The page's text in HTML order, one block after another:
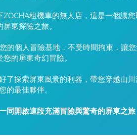
租機車的無人店，這是一個讓
東探險之旅。
的個人冒險基地，不受時間拘束，讓
的屏東奇幻冒險。
了探索屏東風景的利器，帶您穿越山
的最佳夥伴。
同開啟這段充滿冒險與驚奇的屏東之旅